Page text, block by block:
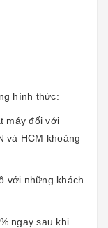
hình thức:
máy đối với
và HCM khoảng
với những khách
ngay sau khi